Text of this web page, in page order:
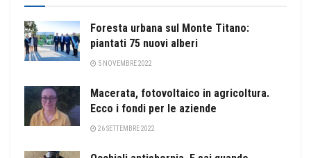
Foresta urbana sul Monte Titano:
piantati 75 nuovi alberi
5 NOVEMBRE 2022
Macerata, fotovoltaico in agricoltura.
Ecco i fondi per le aziende
26 SETTEMBRE 2022